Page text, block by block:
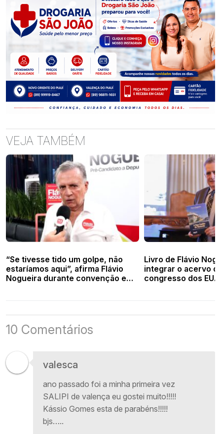
VEJA TAMBÉM
“Se tivesse tido um golpe, não
estaríamos aqui”, afirma Flávio
Nogueira durante convenção em
Livro de Flávio
integrar o acervo
congresso dos EUA
10 Comentários
valesca
ano passado foi a minha primeira vez
SALIPI de valença eu gostei muito!!!!!
Kássio Gomes esta de parabéns!!!!!
bjs…..